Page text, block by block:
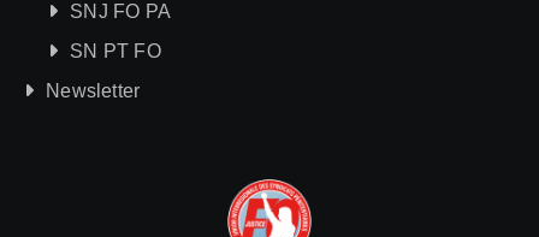
SNJ FO PA
SN PT FO
Newsletter